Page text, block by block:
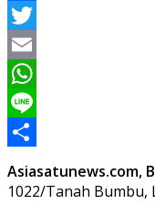
Facebook
Twitter
Email
WhatsApp
Line
Share
Asiasatunews.com,
1022/Tanah Bumbu,